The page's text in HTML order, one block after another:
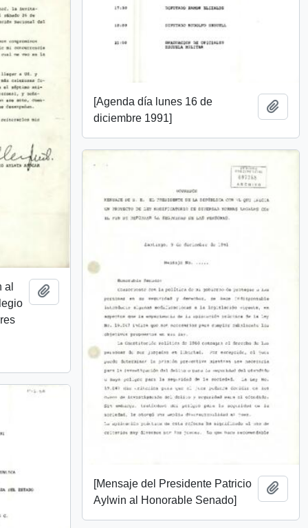
[Agenda día lunes 16 de
diciembre 1991]
al
Añadir al portapapeles
[Mensaje del Presidente Patricio
Aylwin al Honorable Senado]